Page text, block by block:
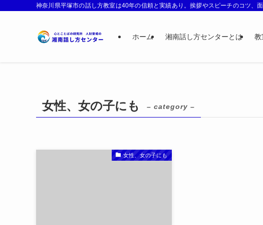
神奈川県平塚市の話し方教室は40年の信頼と実績あり。挨拶やスピーチのコツ、
ホーム 湘南話し方センターとは 教
女性、女の子にも – category –
女性、女の子にも